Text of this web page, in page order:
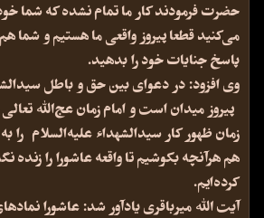
حضرت فرمودند کار ما تمام نشده که شما
می‌کنید قطعا پیروز واقعی ما هستیم و شما
پاسخ جنایات خود را بدهید.
وی افزود: در دعوای بین حق و باطل
پیروز میدان است و امام زمان عج‌الله
زمان ظهور کار سیدالشهداء علیه‌السلام را
هم هرآنچه بکوشیم تا واقعه عاشورا را زنده
کرده‌ایم.
آیت الله میرباقری یادآور شد: عاشورا